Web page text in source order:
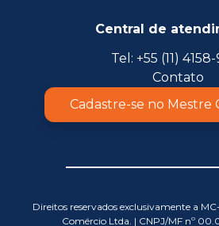
Central de
Tel: +55 (11)
Contato
Cadastre-se no
Direitos reservados exclusivamente a
Comércio Ltda. | CNPJ/MF nº